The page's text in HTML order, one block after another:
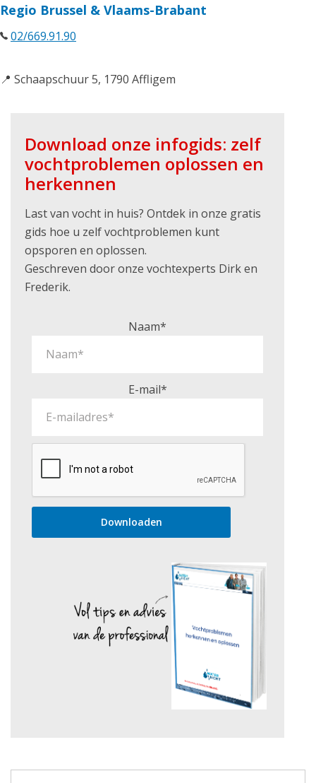
Regio Brussel & Vlaams-Brabant
02/669.91.90
📍 Schaapschuur 5, 1790 Affligem
Download onze infogids: zelf
vochtproblemen oplossen en
herkennen
Last van vocht in huis? Ontdek in onze gratis
gids hoe u zelf vochtproblemen kunt
opsporen en oplossen.
Geschreven door onze vochtexperts Dirk en
Frederik.
Naam*
E-mail*